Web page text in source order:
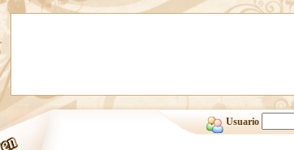
Usuario